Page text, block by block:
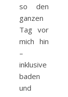
so den
ganzen
Tag vor
mich hin
–
inklusive
baden
und